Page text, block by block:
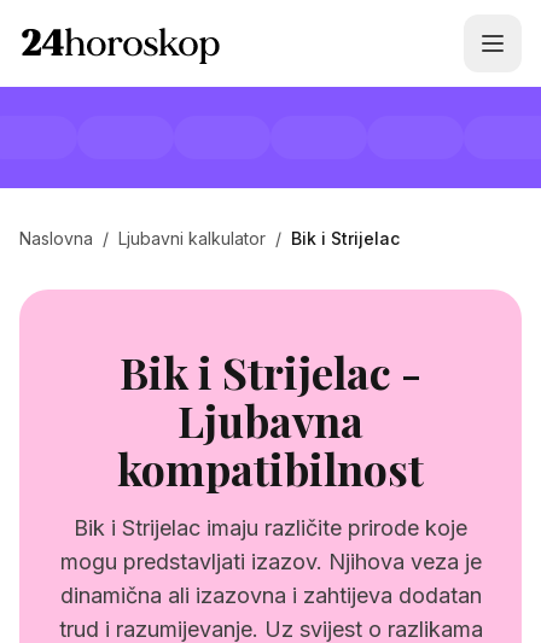
Naslovna / Ljubavni kalkulator / Bik i Strijelac
Bik i Strijelac -
Ljubavna
kompatibilnost
Bik i Strijelac imaju različite prirode koje
mogu predstavljati izazov. Njihova veza je
dinamična ali izazovna i zahtijeva dodatan
trud i razumijevanje. Uz svijest o razlikama